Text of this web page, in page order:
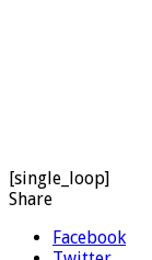
[single_loop]
Share
Facebook